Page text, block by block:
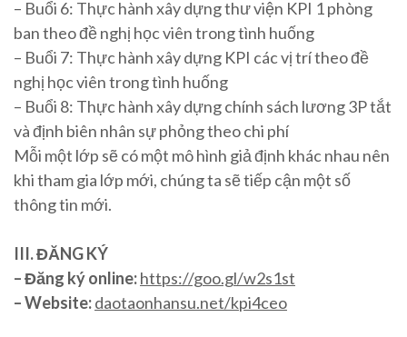
– Buổi 6: Thực hành xây dựng thư viện KPI 1 phòng
ban theo đề nghị học viên trong tình huống
– Buổi 7: Thực hành xây dựng KPI các vị trí theo đề
nghị học viên trong tình huống
– Buổi 8: Thực hành xây dựng chính sách lương 3P tắt
và định biên nhân sự phỏng theo chi phí
Mỗi một lớp sẽ có một mô hình giả định khác nhau nên
khi tham gia lớp mới, chúng ta sẽ tiếp cận một số
thông tin mới.
III. ĐĂNG KÝ
– Đăng ký online:https://goo.gl/w2s1st
– Website:daotaonhansu.net/kpi4ceo